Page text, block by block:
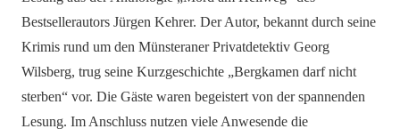
Bestsellerautors Jürgen Kehrer. Der Autor, bekannt durch seine
Krimis rund um den Münsteraner Privatdetektiv Georg
Wilsberg, trug seine Kurzgeschichte „Bergkamen darf nicht
sterben“ vor. Die Gäste waren begeistert von der spannenden
Lesung. Im Anschluss nutzen viele Anwesende die